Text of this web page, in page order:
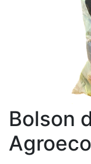
Bolson